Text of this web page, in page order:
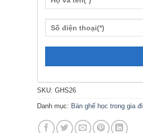
SKU: GHS26
Danh mục: Bàn ghế học trong gia